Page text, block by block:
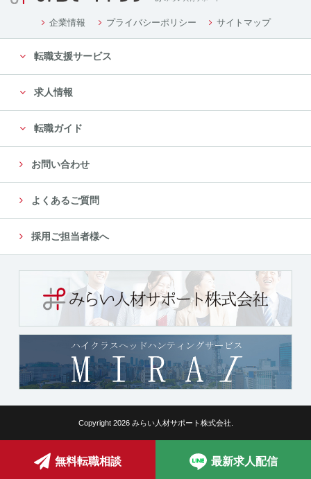
企業情報 プライバシーポリシー サイトマップ
転職支援サービス
求人情報
転職ガイド
お問い合わせ
よくあるご質問
採用ご担当者様へ
Copyright 2026 みらい人材サポート株式会社.
無料転職相談 最新求人配信